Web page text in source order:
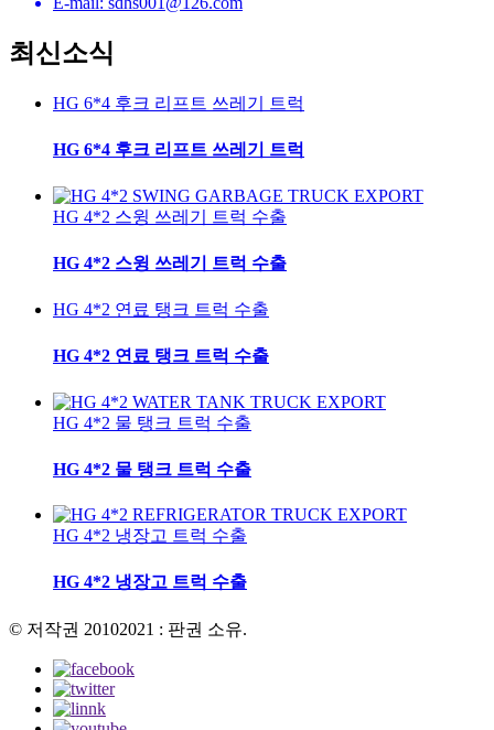
최신소식
HG 6*4 후크 리프트 쓰레기 트럭
HG 6*4 후크 리프트 쓰레기 트럭
HG 4*2 스윙 쓰레기 트럭 수출
HG 4*2 스윙 쓰레기 트럭 수출
HG 4*2 연료 탱크 트럭 수출
HG 4*2 연료 탱크 트럭 수출
HG 4*2 물 탱크 트럭 수출
HG 4*2 물 탱크 트럭 수출
HG 4*2 냉장고 트럭 수출
HG 4*2 냉장고 트럭 수출
© 저작권 20102021 : 판권 소유.